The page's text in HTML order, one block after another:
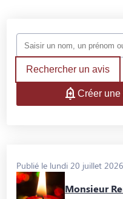
ESPACES HOMMAGES
GALERIE PHOTOS
Rechercher un avis
Créer une
Publié le lundi 20 juillet 2026
Monsieur